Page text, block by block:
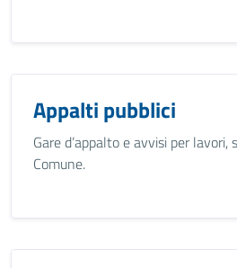
Appalti pubblici
Gare d’appalto e avvisi per
Comune.